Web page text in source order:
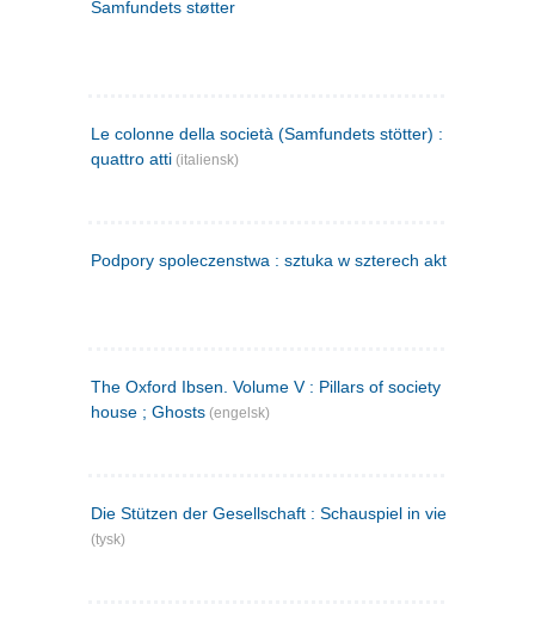
Samfundets støtter
Le colonne della società (Samfundets stötter) : commedia
quattro atti (italiensk)
Podpory spoleczenstwa : sztuka w szterech aktach
The Oxford Ibsen. Volume V : Pillars of society ; A doll's
house ; Ghosts (engelsk)
Die Stützen der Gesellschaft : Schauspiel in vier Aufzügen
(tysk)